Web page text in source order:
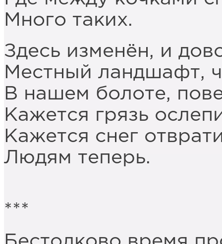
Много таких.
Здесь изменён, и
Местный ландшафт,
В нашем болоте,
Кажется грязь
Кажется снег
Людям теперь.
***